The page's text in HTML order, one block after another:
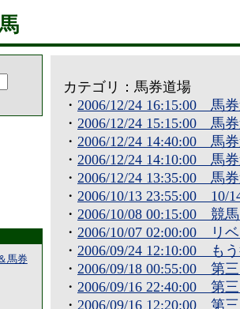
馬券
カテゴリ：馬券道場
・ 2006/12/24 16:15:00 馬
・ 2006/12/24 15:15:00 馬
・ 2006/12/24 14:40:00 馬
・ 2006/12/24 14:10:00 馬
・ 2006/12/24 13:35:00 馬
・ 2006/10/13 23:55:00 10/
・ 2006/10/08 00:15:00 競
・ 2006/10/07 02:00:00 リ
・ 2006/09/24 12:10:00 も
・ 2006/09/18 00:55:00 第
・ 2006/09/16 22:40:00 第
・ 2006/09/16 12:20:00 第